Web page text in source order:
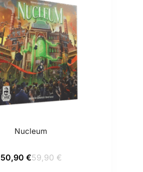
Nucleum
59,90 €
Il
prezzo
50,90 €Il
prezzo